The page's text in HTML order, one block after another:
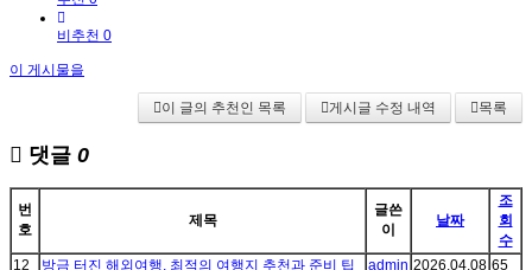
비추천 0
이 게시물을
이 글의 추천인 목록 게시글 수정 내역 목록
댓글 0
번
호
제목
글쓴
이
날짜
조
회
수
12
방금 터진 해외여행, 최적의 여행지 추천과 준비 팁 admin 2026.04.08 65